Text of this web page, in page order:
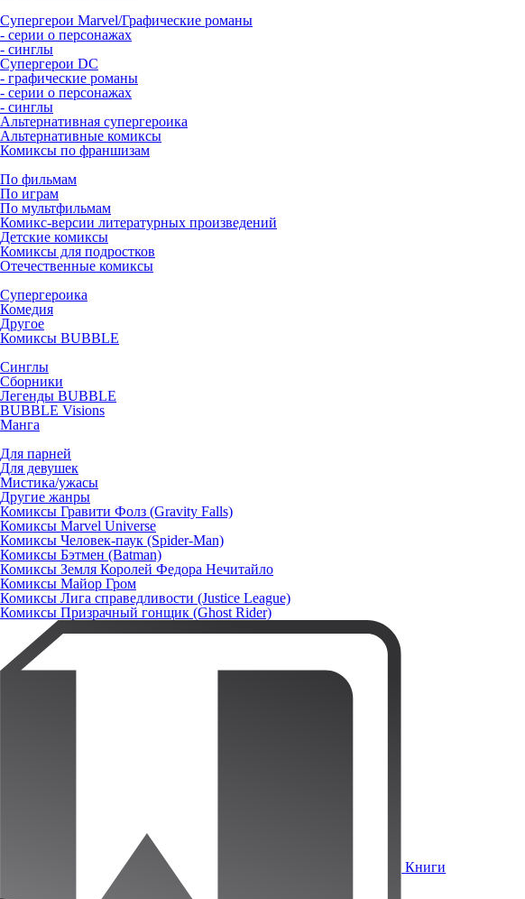
Супергерои Marvel/Графические романы
- серии о персонажах
- синглы
Супергерои DC
- графические романы
- серии о персонажах
- синглы
Альтернативная супергероика
Альтернативные комиксы
Комиксы по франшизам
По фильмам
По играм
По мультфильмам
Комикс-версии литературных произведений
Детские комиксы
Комиксы для подростков
Отечественные комиксы
Супергероика
Комедия
Другое
Комиксы BUBBLE
Синглы
Сборники
Легенды BUBBLE
BUBBLE Visions
Манга
Для парней
Для девушек
Мистика/ужасы
Другие жанры
Комиксы Гравити Фолз (Gravity Falls)
Комиксы Marvel Universe
Комиксы Человек-паук (Spider-Man)
Комиксы Бэтмен (Batman)
Комиксы Земля Королей Федора Нечитайло
Комиксы Майор Гром
Комиксы Лига справедливости (Justice League)
Комиксы Призрачный гонщик (Ghost Rider)
Книги